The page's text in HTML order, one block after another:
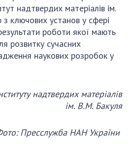
надтвердих матеріалів ім.
ключових установ у сфері
роботи якої мають
розвитку сучасних
наукових розробок у
надтвердих матеріалів
ім. В.М. Бакуля
Пресслужба НАН України